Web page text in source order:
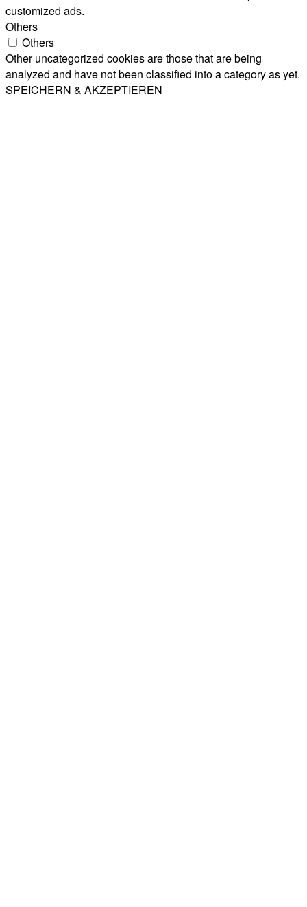
customized ads.
Others
Others
Other uncategorized cookies are those that are being
analyzed and have not been classified into a category as yet.
SPEICHERN & AKZEPTIEREN